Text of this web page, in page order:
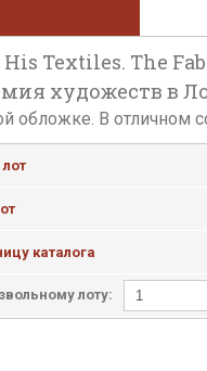
Textiles. The
художеств в
обложке. В отличном
каталога
лоту: